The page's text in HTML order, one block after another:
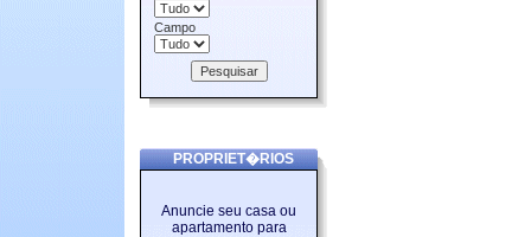
Campo
PROPRIET�RIOS
Anuncie seu casa ou
apartamento para